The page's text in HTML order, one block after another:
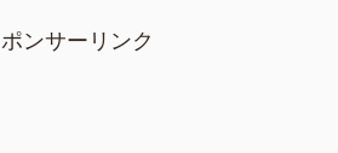
ンサーリンク